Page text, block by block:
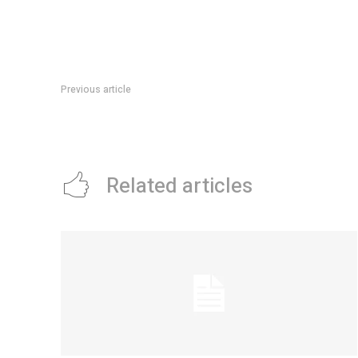
Previous article
Related articles